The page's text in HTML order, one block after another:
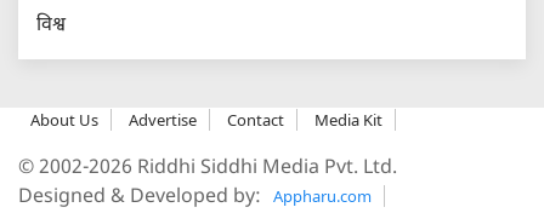
विश्व
About Us Advertise Contact Media Kit
© 2002-2026 Riddhi Siddhi Media Pvt. Ltd.
Designed & Developed by:
Appharu.com